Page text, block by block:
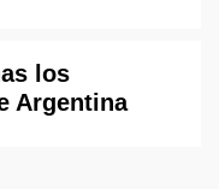
los
Argentina